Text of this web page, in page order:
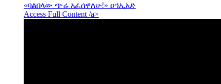
«ባልበላው ጭሬ አፈሰዋለሁ!» ዐኅኢአድ
Access Full Content /a>